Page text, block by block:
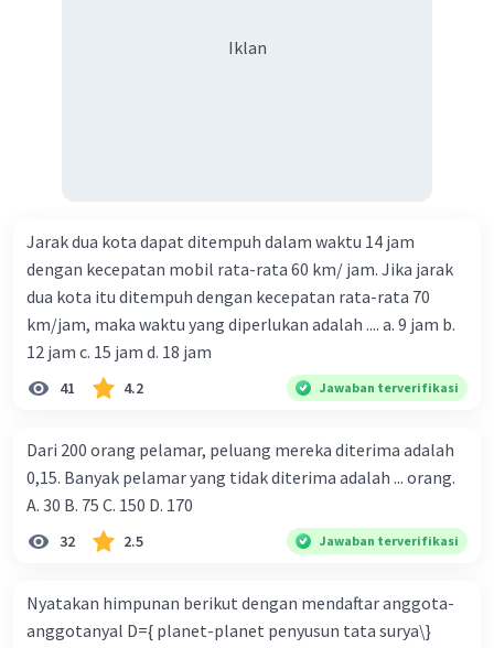
Iklan
Jarak dua kota dapat ditempuh dalam waktu 14 jam
dengan kecepatan mobil rata-rata 60 km/ jam. Jika jarak
dua kota itu ditempuh dengan kecepatan rata-rata 70
km/jam, maka waktu yang diperlukan adalah .... a. 9 jam b.
12 jam c. 15 jam d. 18 jam
41 4.2 Jawaban terverifikasi
Dari 200 orang pelamar, peluang mereka diterima adalah
0,15. Banyak pelamar yang tidak diterima adalah ... orang.
A. 30 B. 75 C. 150 D. 170
32 2.5 Jawaban terverifikasi
Nyatakan himpunan berikut dengan mendaftar anggota-
anggotanyal D={ planet-planet penyusun tata surya\}